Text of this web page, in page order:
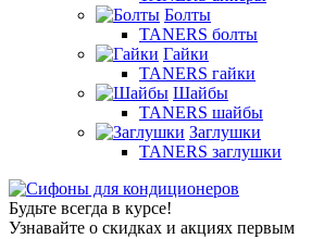
Болты
TANERS болты
Гайки
TANERS гайки
Шайбы
TANERS шайбы
Заглушки
TANERS заглушки
Будьте всегда в курсе!
Узнавайте о скидках и акциях первым